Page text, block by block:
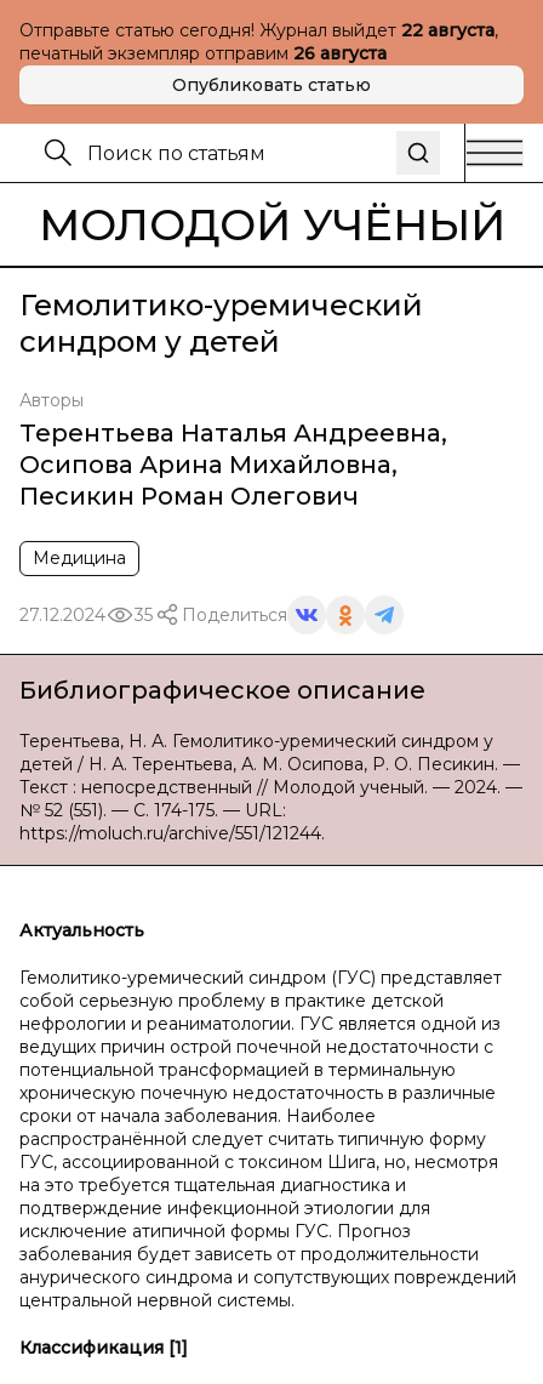
Отправьте статью сегодня! Журнал выйдет 22 августа,
печатный экземпляр отправим 26 августа
Опубликовать статью
МОЛОДОЙ УЧЁНЫЙ
Гемолитико-уремический
синдром у детей
Авторы
Терентьева Наталья Андреевна,
Осипова Арина Михайловна,
Песикин Роман Олегович
Медицина
27.12.2024 35 Поделиться
Библиографическое описание
Терентьева, Н. А. Гемолитико-уремический синдром у
детей / Н. А. Терентьева, А. М. Осипова, Р. О. Песикин. —
Текст : непосредственный // Молодой ученый. — 2024. —
№ 52 (551). — С. 174-175. — URL:
https://moluch.ru/archive/551/121244.
Актуальность
Гемолитико-уремический синдром (ГУС) представляет
собой серьезную проблему в практике детской
нефрологии и реаниматологии. ГУС является одной из
ведущих причин острой почечной недостаточности с
потенциальной трансформацией в терминальную
хроническую почечную недостаточность в различные
сроки от начала заболевания. Наиболее
распространённой следует считать типичную форму
ГУС, ассоциированной с токсином Шига, но, несмотря
на это требуется тщательная диагностика и
подтверждение инфекционной этиологии для
исключение атипичной формы ГУС. Прогноз
заболевания будет зависеть от продолжительности
анурического синдрома и сопутствующих повреждений
центральной нервной системы.
Классификация [1]